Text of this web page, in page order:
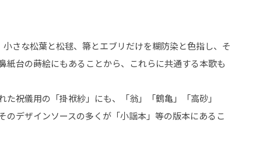
さな松葉と松毬、箒とエブリだけを糊防染と色指し、そ
台の蒔絵にもあることから、これらに共通する本歌も
祝儀用の「掛袱紗」にも、「翁」「鶴亀」「高砂」
のデザインソースの多くが「小謡本」等の版本にあるこ